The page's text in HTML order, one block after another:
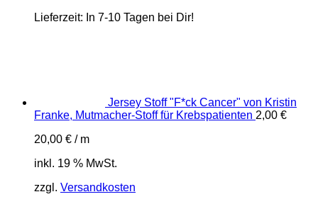
Lieferzeit: In 7-10 Tagen bei Dir!
Jersey Stoff "F*ck Cancer" von Kristin
Franke, Mutmacher-Stoff für Krebspatienten 2,00 €
20,00 € / m
inkl. 19 % MwSt.
zzgl. Versandkosten